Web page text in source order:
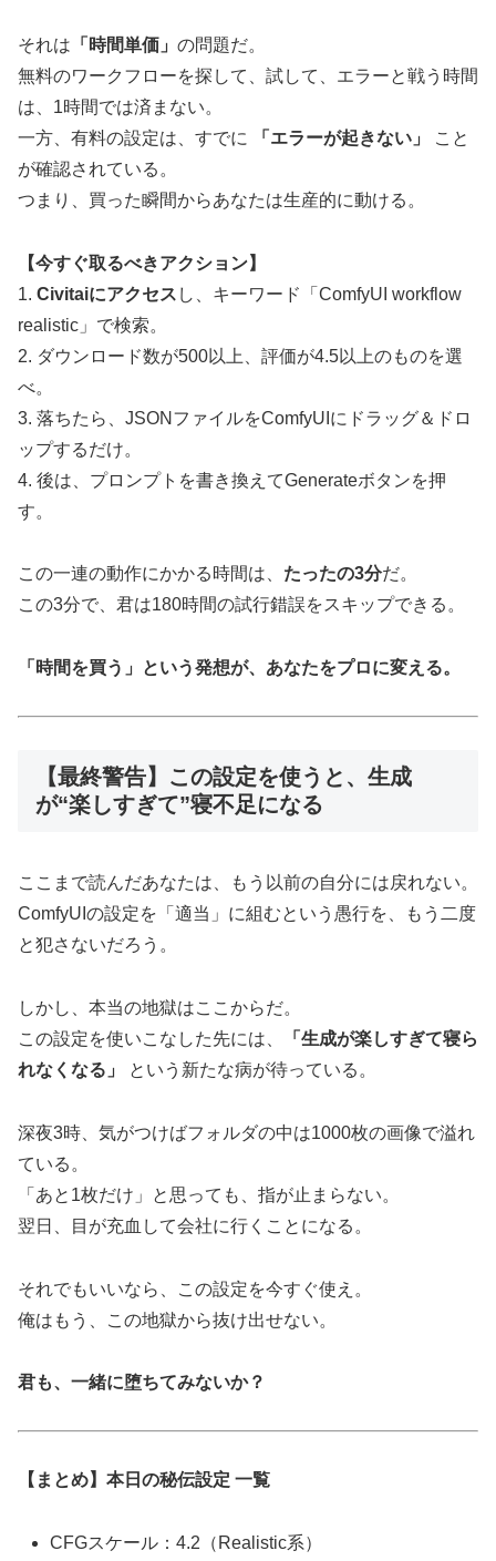
それは 「時間単価」 の問題だ。
無料のワークフローを探して、試して、エラーと戦う時間
は、1時間では済まない。
一方、有料の設定は、すでに
「エラーが起きない」
こと
が確認されている。
つまり、買った瞬間からあなたは生産的に動ける。
【今すぐ取るべきアクション】
1. Civitaiにアクセス し、キーワード「ComfyUI workflow
realistic」で検索。
2. ダウンロード数が500以上、評価が4.5以上のものを選
べ。
3. 落ちたら、JSONファイルをComfyUIにドラッグ＆ドロ
ップするだけ。
4. 後は、プロンプトを書き換えてGenerateボタンを押
す。
この一連の動作にかかる時間は、 たったの3分だ。
この3分で、君は180時間の試行錯誤をスキップできる。
「時間を買う」という発想が、あなたをプロに変える。
【最終警告】この設定を使うと、生成
が“楽しすぎて”寝不足になる
ここまで読んだあなたは、もう以前の自分には戻れない。
ComfyUIの設定を「適当」に組むという愚行を、もう二度
と犯さないだろう。
しかし、本当の地獄はここからだ。
この設定を使いこなした先には、
「生成が楽しすぎて寝ら
れなくなる」
という新たな病が待っている。
深夜3時、気がつけばフォルダの中は1000枚の画像で溢れ
ている。
「あと1枚だけ」と思っても、指が止まらない。
翌日、目が充血して会社に行くことになる。
それでもいいなら、この設定を今すぐ使え。
俺はもう、この地獄から抜け出せない。
君も、一緒に堕ちてみないか？
【まとめ】本日の秘伝設定 一覧
CFGスケール：4.2（Realistic系）